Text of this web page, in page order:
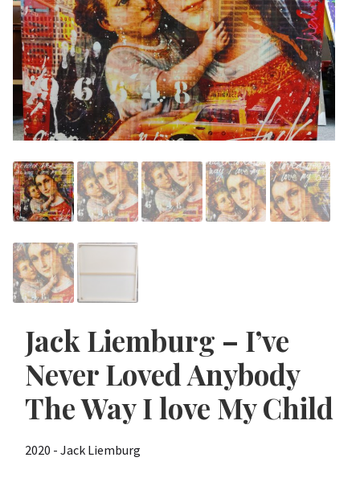
Jack Liemburg – I’ve
Never Loved Anybody
The Way I love My Child
2020 - Jack Liemburg